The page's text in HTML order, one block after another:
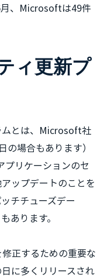
、Microsoftは49件
ィ更新プ
ムとは、Microsoft社
場合もあります）
プリケーションのセ
ップデートのことを
チチューズデー
あります。
正するための重要な
に多くリリースされ